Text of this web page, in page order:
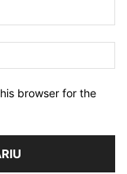
browser for the